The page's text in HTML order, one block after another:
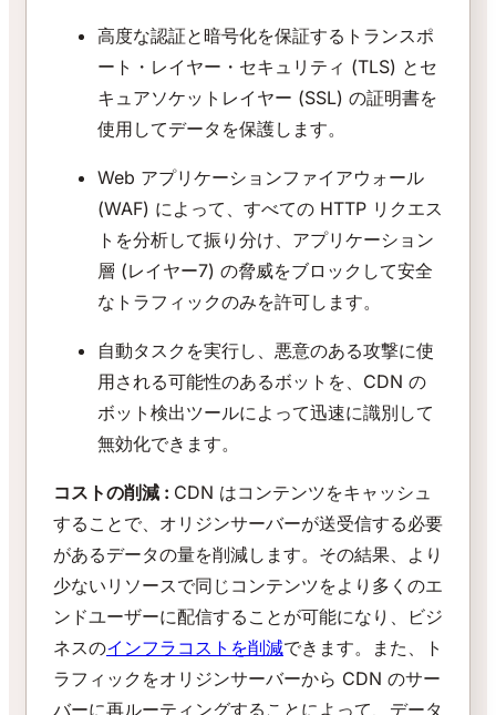
高度な認証と暗号化を保証するトランスポ
ート・レイヤー・セキュリティ (TLS) とセ
キュアソケットレイヤー (SSL) の証明書を
使用してデータを保護します。
Web アプリケーションファイアウォール
(WAF) によって、すべての HTTP リクエス
トを分析して振り分け、アプリケーション
層 (レイヤー7) の脅威をブロックして安全
なトラフィックのみを許可します。
自動タスクを実行し、悪意のある攻撃に使
用される可能性のあるボットを、CDN の
ボット検出ツールによって迅速に識別して
無効化できます。
コストの削減 : CDN はコンテンツをキャッシュ
することで、オリジンサーバーが送受信する必要
があるデータの量を削減します。その結果、より
少ないリソースで同じコンテンツをより多くのエ
ンドユーザーに配信することが可能になり、ビジ
ネスのインフラコストを削減できます。また、ト
ラフィックをオリジンサーバーから CDN のサー
バーに再ルーティングすることによって、データ